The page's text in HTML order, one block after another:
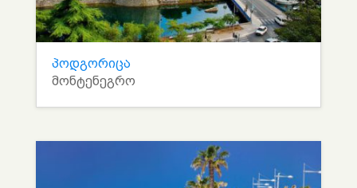
პოდგორიცა
მონტენეგრო